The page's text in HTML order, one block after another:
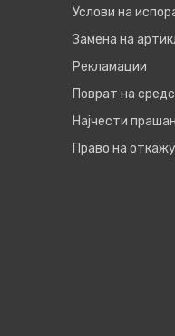
Услови на
Замена на
Рекламации
Поврат на
Најчести
Право на